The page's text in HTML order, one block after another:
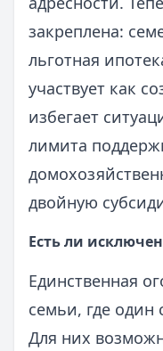
закреплена:
льготная
участвует как
избегает
лимита
двойную
Есть ли
Единственная
семьи, где один
Для них